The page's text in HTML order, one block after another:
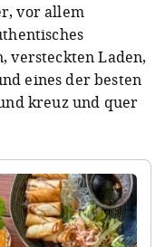
vor allem
versteckten Laden,
eines der besten
kreuz und quer